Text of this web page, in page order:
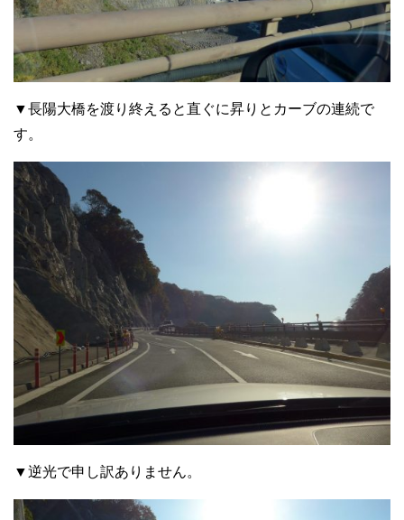
▼長陽大橋を渡り終えると直ぐに昇りとカーブの連続で
す。
▼逆光で申し訳ありません。